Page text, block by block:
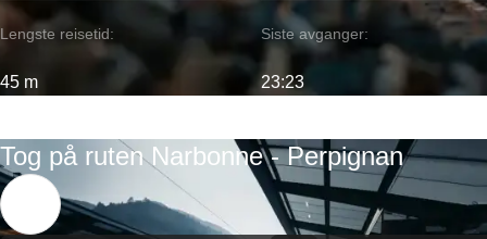
Lengste reisetid:
45 m
Siste avganger:
23:23
Tog på ruten Narbonne - Perpignan